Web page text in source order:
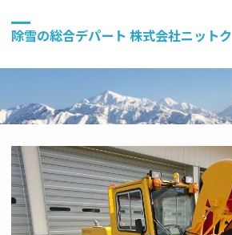
除雪の総合デパート 株式会社ニットク